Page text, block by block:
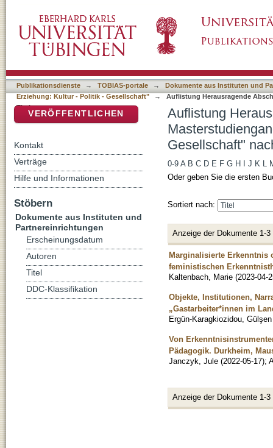
Kultur - Politik - Gesellschaft" nach Titel
Publikationsdienste → TOBIAS-portale →
Dokumente aus Instituten und
Erziehung: Kultur - Politik - Gesellschaft"
→
Auflistung Herausragende
Titel
Auflistung
Gesellschaft"
0-9 A B C D E F G H J K L
Oder geben Sie die ersten
Sortiert nach:
Anzeige der Dokumente 1-3
Marginalisierte Erkenntnis
feministischen
Kaltenbach, Marie (2023-04-
Objekte, Institutionen,
„Gastarbeiter*innen im
Ergün-Karagkiozidou, Gülşen
Von
Pädagogik. Durkheim,
Janczyk, Jule (2022-05-17);
Anzeige der Dokumente 1-3
VERÖFFENTLICHEN
Kontakt
Verträge
Hilfe und Informationen
Stöbern
Dokumente aus Instituten und
Partnereinrichtungen
Erscheinungsdatum
Autoren
Titel
DDC-Klassifikation